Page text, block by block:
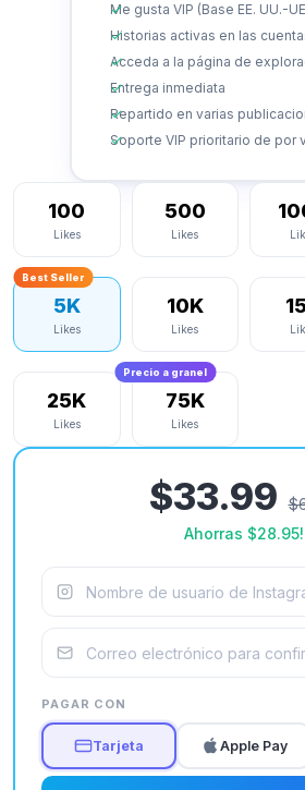
Me gusta VIP (Base EE. UU.-
Historias activas en las
Acceda a la página de
Entrega inmediata
Repartido en varias
Soporte VIP prioritario de por
100
Likes
500
Likes
Best Seller
5K
Likes
10K
Likes
25K
Likes
Precio a granel
75K
Likes
$33.99
Ahorras $28.95!
PAGAR CON
Tarjeta Apple Pay